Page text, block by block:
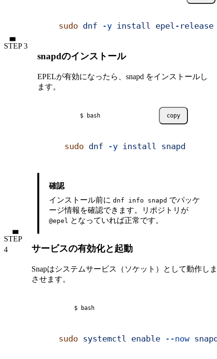
sudo dnf -y install epel-release
STEP
snapdのインストール
EPELが有効になったら、snapd をインストールし
ます。
$ bash copy
sudo dnf -y install snapd
確認
インストール前に dnf info snapd でパッケ
ージ情報を確認できます。リポジトリが
@epel となっていれば正常です。
STEP
サービスの有効化と起動
Snapはシステムサービス（ソケット）として動作し
させます。
$ bash
sudo systemctl enable --now